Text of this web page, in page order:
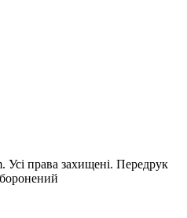
Усi права захищенi. Передрук